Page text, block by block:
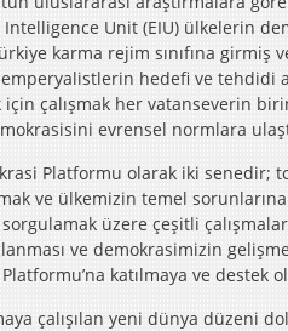
Intelligence Unit (EIU) ülkelerin
karma rejim sınıfına girmiş
hedefi ve tehdidi
çalışmak her vatanseverin
evrensel normlara
Platformu olarak iki senedir;
ve ülkemizin temel
üzere çeşitli
ve demokrasimizin
katılmaya ve destek
çalışılan yeni dünya düzeni